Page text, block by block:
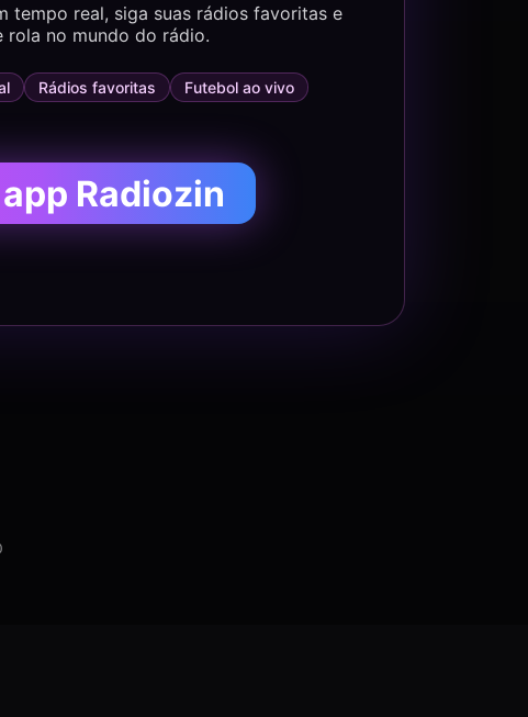
tempo real, siga suas rádios favoritas e
rola no mundo do rádio.
Rádios favoritas
Futebol ao vivo
Radiozin